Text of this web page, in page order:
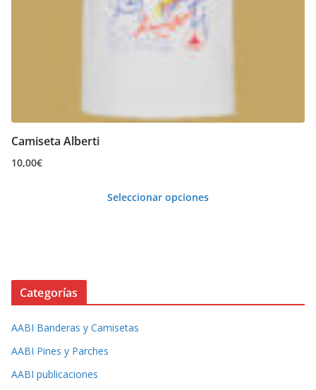
Camiseta Alberti
10,00€
Seleccionar opciones
múltiples
variantes.
se
pueden
Categorías
AABI Banderas y Camisetas
AABI Pines y Parches
AABI publicaciones